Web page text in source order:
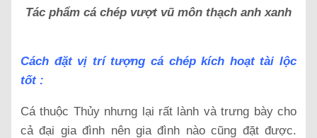
Tác phẩm cá chép vượt vũ môn thạch anh xanh
Cách đặt vị trí tượng cá chép kích hoạt tài lộc
tốt :
Cá thuộc Thủy nhưng lại rất lành và trưng bày cho
cả đại gia đình nên gia đình nào cũng đặt được.